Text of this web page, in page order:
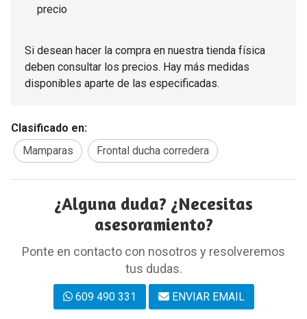
precio
Si desean hacer la compra en nuestra tienda física
deben consultar los precios. Hay más medidas
disponibles aparte de las especificadas.
Clasificado en:
Mamparas
Frontal ducha corredera
¿Alguna duda? ¿Necesitas
asesoramiento?
Ponte en contacto con nosotros y resolveremos
tus dudas.
609 490 331 ENVIAR EMAIL